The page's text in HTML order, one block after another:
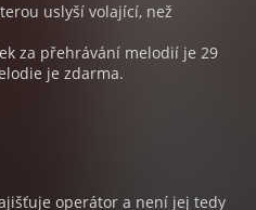
uslyší volající, než
za přehrávání melodií je 29
je zdarma.
operátor a není jej tedy